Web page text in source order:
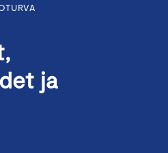
ja